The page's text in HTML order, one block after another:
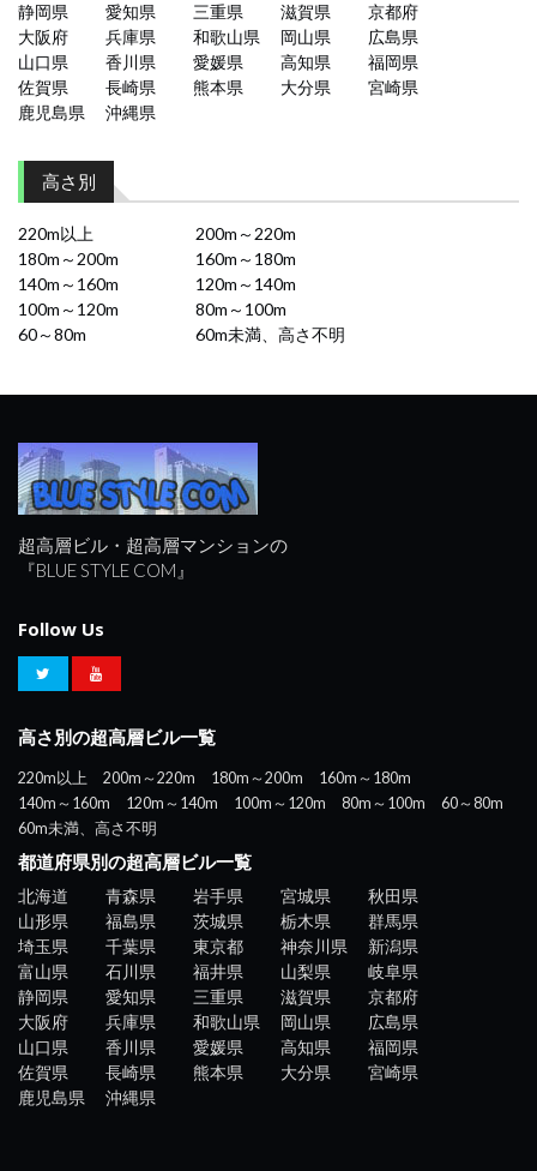
静岡県
愛知県 三重県 滋賀県
京都府
大阪府
兵庫県 和歌山県 岡山県
広島県
山口県
香川県 愛媛県 高知県
福岡県
佐賀県
長崎県 熊本県 大分県
宮崎県
鹿児島県
沖縄県
高さ別
220m以上
200m～220m
180m～200m
160m～180m
140m～160m
120m～140m
100m～120m
80m～100m
60～80m
60m未満、高さ不明
超高層ビル・超高層マンションの
『BLUE STYLE COM』
Follow Us
高さ別の超高層ビル一覧
220m以上 200m～220m 180m～200m
160m～180m
140m～160m
120m～140m 100m～120m 80m～100m
60～80m
60m未満、高さ不明
都道府県別の超高層ビル一覧
北海道 青森県 岩手県 宮城県
秋田県
山形県
福島県 茨城県 栃木県
群馬県
埼玉県
千葉県 東京都 神奈川県
新潟県
富山県
石川県 福井県 山梨県
岐阜県
静岡県
愛知県 三重県 滋賀県
京都府
大阪府
兵庫県 和歌山県 岡山県
広島県
山口県
香川県 愛媛県 高知県
福岡県
佐賀県
長崎県 熊本県 大分県
宮崎県
鹿児島県
沖縄県